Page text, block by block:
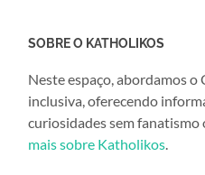
SOBRE O KATHOLIKOS
Neste espaço, abordamos
inclusiva, oferecendo
curiosidades sem
mais sobre Katholikos.